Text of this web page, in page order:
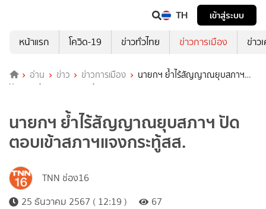
TH
เข้าสู่ระบบ
หน้าแรก
โควิด-19 ข่าวทั่วไทย ข่าวการเมือง ข่าว
อ่าน ข่าว ข่าวการเมือง
นายกฯ ย้ำไร้สัญญาณยุบสภาฯ
ปัดตอบเข้าสภาฯแจงกระทู้สส.
นายกฯ ย้ำไร้สัญญาณยุบสภาฯ ปัด
ตอบเข้าสภาฯแจงกระทู้สส.
TNN ช่อง16
25 ธันวาคม 2567 ( 12:19 )
67